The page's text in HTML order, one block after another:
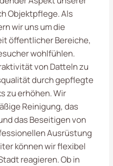
Objektpflege. Als
wir uns um die
öffentlicher Bereiche,
wohlfühlen.
von Datteln zu
durch gepflegte
zu erhöhen. Wir
Reinigung, das
das Beseitigen von
Ausrüstung
können wir flexibel
reagieren. Ob in